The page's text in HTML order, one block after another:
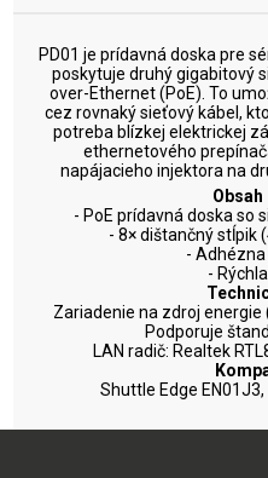
PD01 je prídavná doska pre
poskytuje druhý gigabitový
over-Ethernet (PoE). To
cez rovnaký sieťový kábel,
potreba blízkej elektrickej
ethernetového
napájacieho injektora na
Obsah
- PoE prídavná doska so
- 8× dištančný stĺpik
-
-
Zariadenie na zdroj energie
Podporuje
LAN radič: Realtek
Shuttle Edge EN01J3,